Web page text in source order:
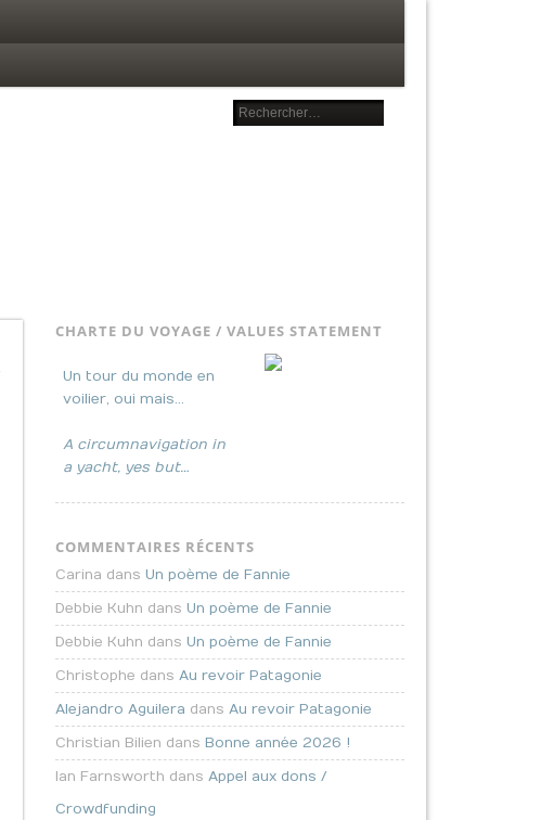
CHARTE DU VOYAGE / VALUES STATEMENT
Un tour du monde en
voilier, oui mais…
A circumnavigation in
a yacht, yes but…
COMMENTAIRES RÉCENTS
Carina dansUn poème de Fannie
Debbie Kuhn dansUn poème de Fannie
Debbie Kuhn dansUn poème de Fannie
Christophe dansAu revoir Patagonie
Alejandro Aguilera dansAu revoir Patagonie
Christian Bilien dansBonne année 2026 !
Ian Farnsworth dansAppel aux dons /
Crowdfunding